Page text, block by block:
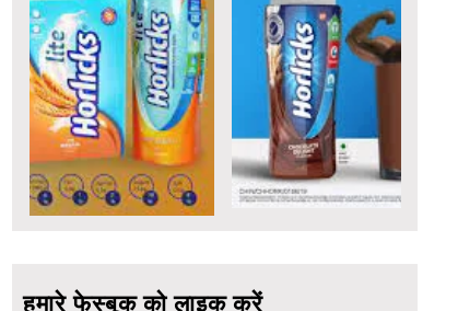
हमारे फेस्बूक को लाइक करें